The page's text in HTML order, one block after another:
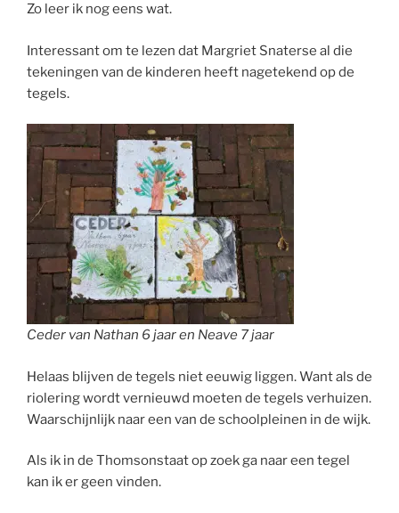
Zo leer ik nog eens wat.
Interessant om te lezen dat Margriet Snaterse al die
tekeningen van de kinderen heeft nagetekend op de
tegels.
Ceder van Nathan 6 jaar en Neave 7 jaar
Helaas blijven de tegels niet eeuwig liggen. Want als de
riolering wordt vernieuwd moeten de tegels verhuizen.
Waarschijnlijk naar een van de schoolpleinen in de wijk.
Als ik in de Thomsonstaat op zoek ga naar een tegel
kan ik er geen vinden.